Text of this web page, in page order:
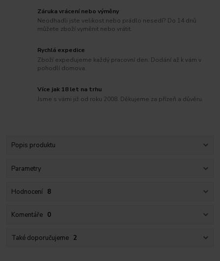
Záruka vrácení nebo výměny
Neodhadli jste velikost nebo prádlo nesedí? Do 14 dnů
můžete zboží vyměnit nebo vrátit.
Rychlá expedice
Zboží expedujeme každý pracovní den. Dodání až k vám v
pohodlí domova.
Více jak 18 let na trhu
Jsme s vámi již od roku 2008. Děkujeme za přízeň a důvěru.
Popis produktu
Parametry
Hodnocení 8
Komentáře 0
Také doporučujeme 2